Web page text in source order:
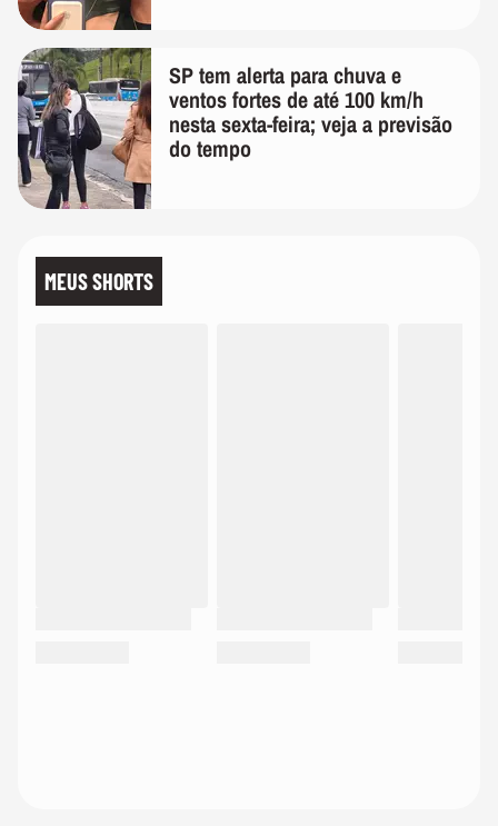
SP tem alerta para chuva e
ventos fortes de até 100 km/h
nesta sexta-feira; veja a previsão
do tempo
MEUS SHORTS